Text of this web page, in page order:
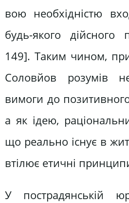
вою необхідністю
будь-якого
149]. Таким чином,
Соловйов розумів
вимоги до
а як ідею,
що реально існує в
втілює етичні
У пострадянській